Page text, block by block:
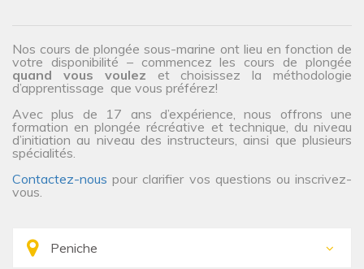
Nos cours de plongée sous-marine ont lieu en fonction de
votre disponibilité – commencez les cours de plongée
quand vous voulez et choisissez la méthodologie
d’apprentissage que vous préférez!
Avec plus de 17 ans d’expérience, nous offrons une
formation en plongée récréative et technique, du niveau
d’initiation au niveau des instructeurs, ainsi que plusieurs
spécialités.
Contactez-nous pour clarifier vos questions ou inscrivez-
vous.